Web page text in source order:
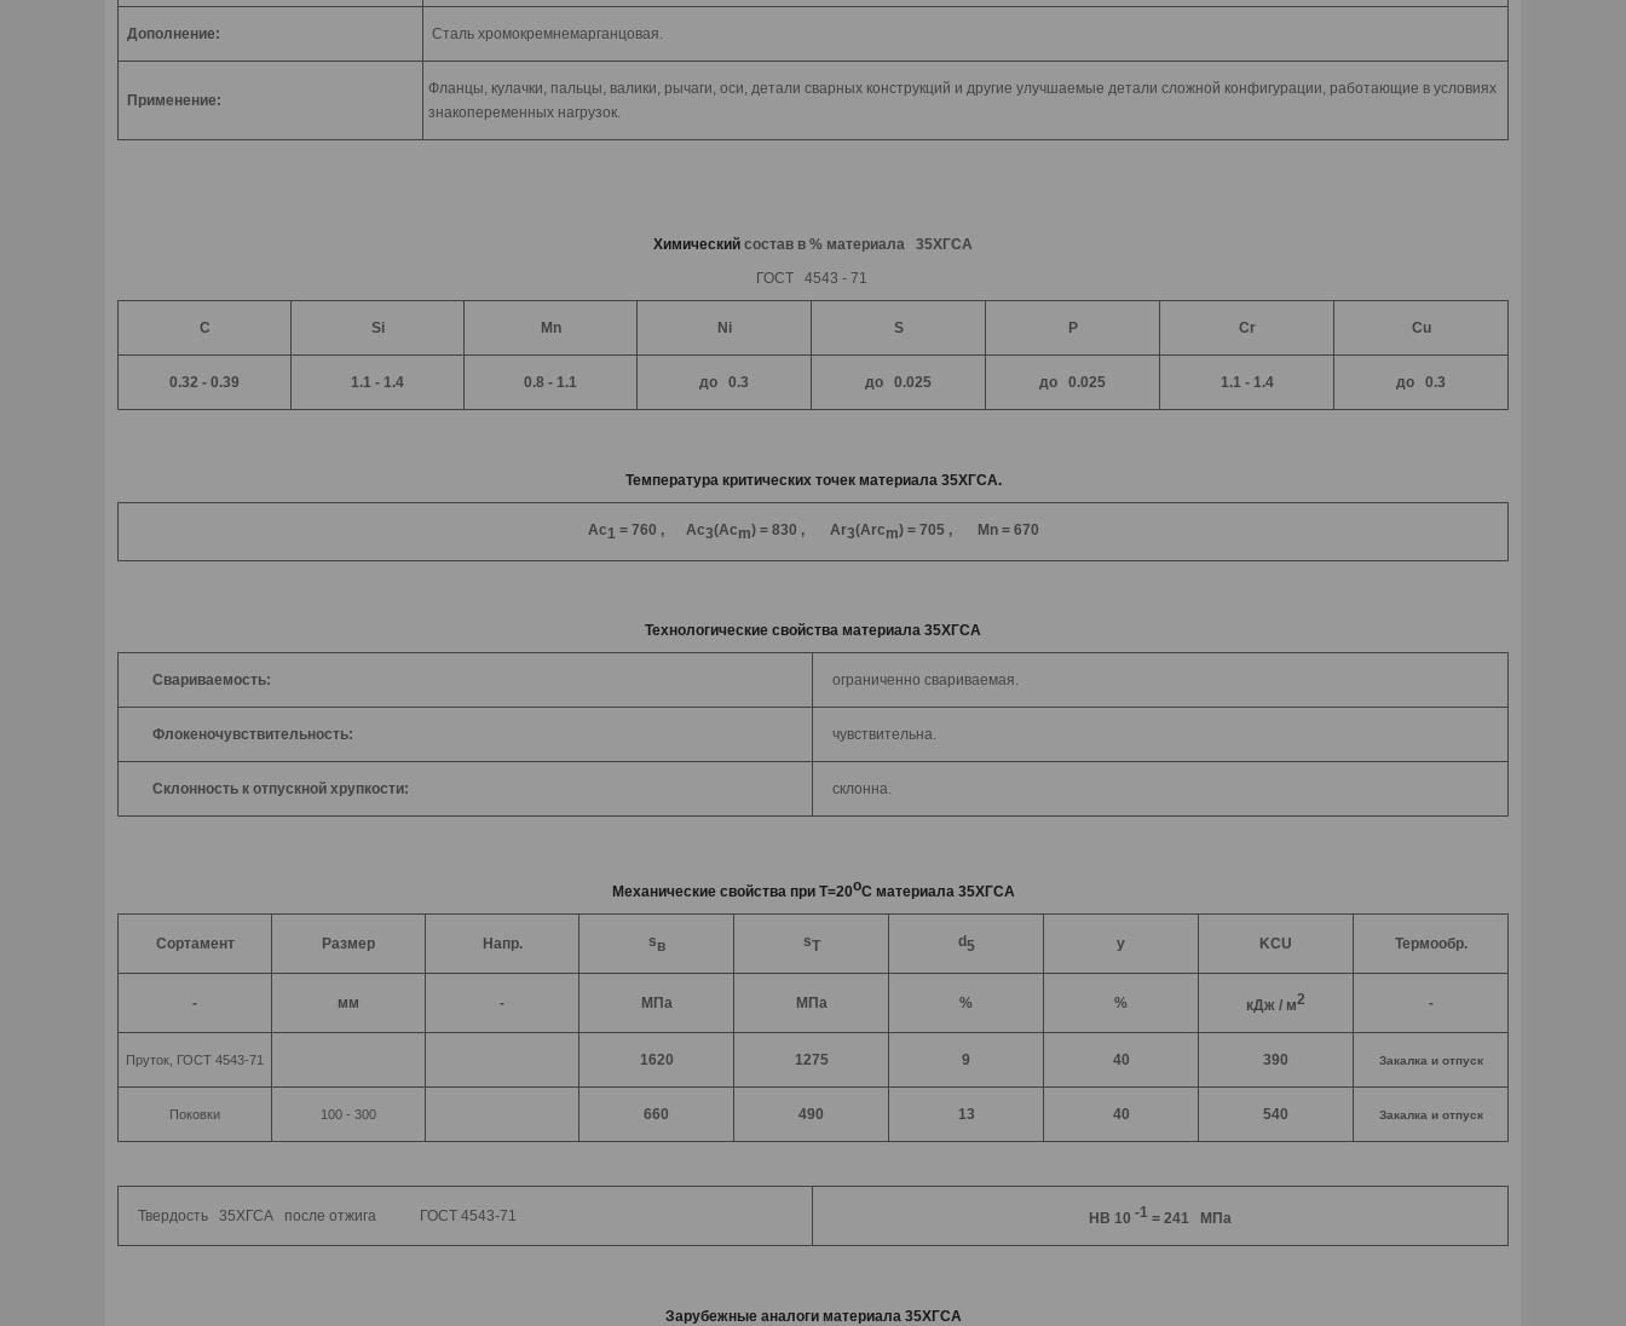
Дополнение: Сталь хромокремнемарганцовая.
Применение:
Фланцы, кулачки, пальцы, валики, рычаги, оси, детали сварных конструкций и другие улучшаемые детали сложной конфигурации, работающие в условиях
знакопеременных нагрузок.
Химический состав в % материала 35ХГСА
ГОСТ 4543 - 71
C Si Mn Ni S P Cr Cu
0.32 - 0.39 1.1 - 1.4 0.8 - 1.1 до 0.3 до 0.025 до 0.025 1.1 - 1.4 до 0.3
Температура критических точек материала 35ХГСА.
Ac1 = 760 , Ac3(Acm) = 830 , Ar3(Arcm) = 705 , Mn = 670
Технологические свойства материала 35ХГСА
Свариваемость: ограниченно свариваемая.
Флокеночувствительность: чувствительна.
Склонность к отпускной хрупкости: склонна.
Механические свойства при Т=20oС материала 35ХГСА
Сортамент Размер Напр. sв sT d5 y KCU Термообр.
- мм - МПа МПа % % кДж / м2 -
Пруток, ГОСТ 4543-71 1620 1275 9 40 390 Закалка и отпуск
Поковки 100 - 300 660 490 13 40 540 Закалка и отпуск
Твердость 35ХГСА после отжига ГОСТ 4543-71 HB 10 -1 = 241 МПа
Зарубежные аналоги материала 35ХГСА